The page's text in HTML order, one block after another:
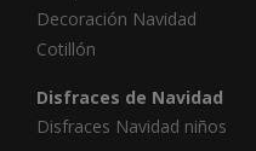
Decoración Navidad
Cotillón
Disfraces de Navidad
Disfraces Navidad niños